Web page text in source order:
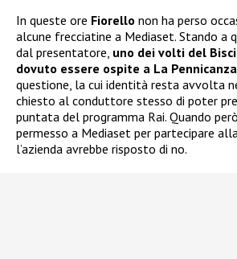
In queste ore Fiorello non ha perso
alcune frecciatine a Mediaset. Stando a
dal presentatore, uno dei volti del
dovuto essere ospite a La Pennicanza
questione, la cui identità resta avvolta
chiesto al conduttore stesso di poter
puntata del programma Rai. Quando
permesso a Mediaset per partecipare
l’azienda avrebbe risposto di no.